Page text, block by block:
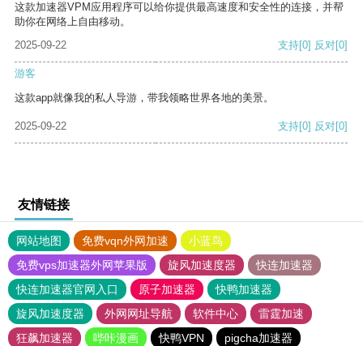
这款加速器VPM应用程序可以给你提供最高速度和安全性的连接，并帮
助你在网络上自由移动。
2025-09-22
支持[0] 反对[0]
游客
这款app就像我的私人导游，带我领略世界各地的美景。
2025-09-22 支持[0] 反对[0]
友情链接
网站地图 免费vqn外网加速
小蓝鸟
免费vps加速器外网苹果版
旋风加速度器
快连加速器
快连加速器官网入口
原子加速器
快鸭加速器
旋风加速度器
外网网址导航 软件中心
雷霆加速
狂飙加速器
哔咔漫画 快鸭VPN pigcha加速器